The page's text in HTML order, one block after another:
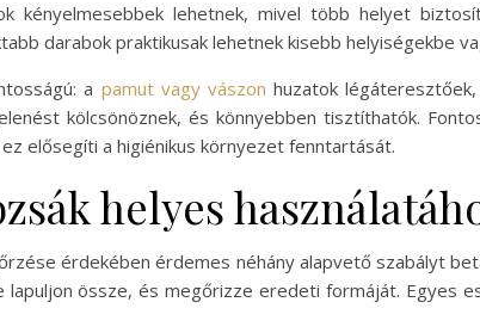
kényelmesebbek lehetnek, mivel több helyet
darabok praktikusak lehetnek kisebb helyiségekbe
a pamut vagy vászon huzatok
kölcsönöznek, és könnyebben tisztíthatók.
elősegíti a higiénikus környezet fenntartását.
helyes
érdekében érdemes néhány alapvető szabályt
össze, és megőrizze eredeti formáját. Egyes